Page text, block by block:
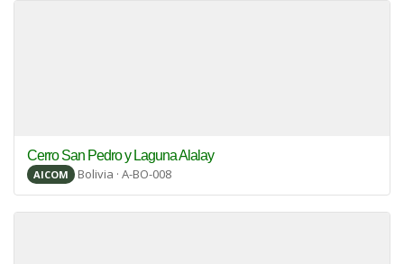
Cerro San Pedro y Laguna Alalay
AICOM Bolivia · A-BO-008